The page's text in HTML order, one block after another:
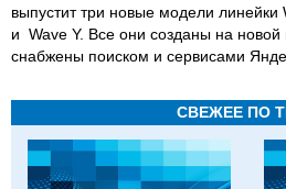
выпустит три новые модели
и Wave Y. Все они созданы на
снабжены поиском и сервисами
СВЕЖЕЕ ПО